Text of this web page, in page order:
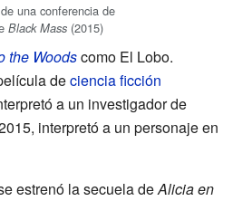
una conferencia de
Black Mass (2015)
the Woodscomo El Lobo.
deciencia ficción
a un investigador de
interpretó a un personaje en
estrenó la secuela deAlicia en